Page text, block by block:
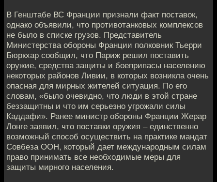
В Генштабе ВС Франции признали факт поставок,
однако объявили, что противотанковых комплексов
не было в списке грузов. Представитель
Министерства обороны Франции полковник Тьерри
Бюркхар сообщил, что Париж решил поставить
оружие, средства защиты и боеприпасы населению
некоторых районов Ливии, в которых возникла очень
опасная для мирных жителей ситуация. По его
словам, «было очевидно, что люди в этой стране
беззащитны и что им серьезно угрожали силы
Каддафи». Ранее министр обороны Франции Жерар
Лонге заявил, что поставки оружия – единственно
возможный способ осуществить на практике мандат
Совбеза ООН, который дает международным силам
право принимать все необходимые меры для
защиты мирного населения.